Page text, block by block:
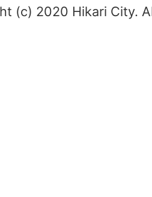
(c) 2020 Hikari City.